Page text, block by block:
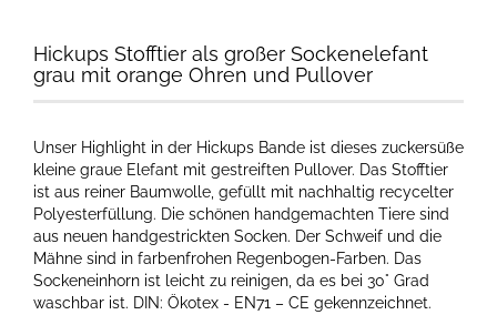
Hickups Stofftier als großer Sockenelefant
grau mit orange Ohren und Pullover
Unser Highlight in der Hickups Bande ist dieses zuckersüße
kleine graue Elefant mit gestreiften Pullover. ​Das Stofftier
ist aus reiner Baumwolle, gefüllt mit nachhaltig recycelter
Polyesterfüllung. Die schönen handgemachten Tiere sind
aus neuen handgestrickten Socken. Der Schweif und die
Mähne sind in farbenfrohen Regenbogen-Farben. Das
Sockeneinhorn ist leicht zu reinigen, da es bei 30° Grad
waschbar ist. DIN: Ökotex - EN71 – CE gekennzeichnet.